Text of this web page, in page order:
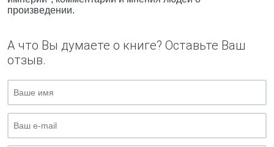
произведении.
А что Вы думаете о книге? Оставьте Ваш
отзыв.